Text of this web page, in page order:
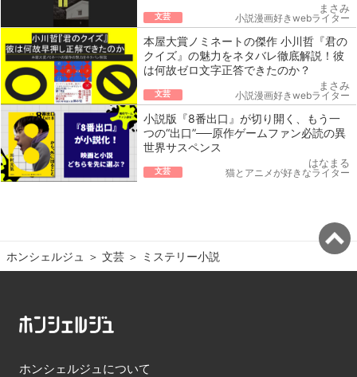
文芸
まさみ
小説漫画好きwebライター
本屋大賞ノミネートの傑作 小川哲『君の
クイズ』の魅力をネタバレ徹底解説！彼
は何故ゼロ文字正答できたのか？
文芸
まさみ
小説漫画好きwebライター
小説版『8番出口』が切り開く、もう一
つの“出口”──原作ゲームファン必読の異
世界サスペンス
文芸
はなまる
猫とアニメが好きなライター
ホンシェルジュ ＞ 文芸 ＞ ミステリー小説
ホンシェルジュについて